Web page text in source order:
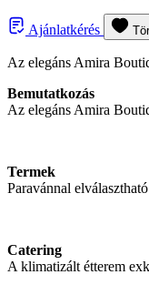
Ajánlatkérés
Az elegáns Amira
Bemutatkozás
Az elegáns Amira
Termek
Paravánnal
Catering
A klimatizált étterem